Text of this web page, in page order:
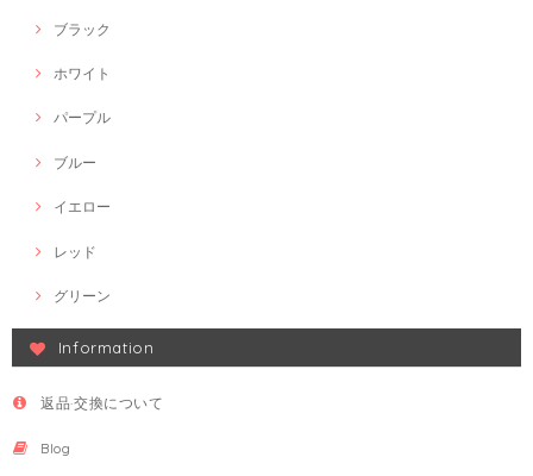
ブラック
ホワイト
パープル
ブルー
イエロー
レッド
グリーン
Information
返品·交換について
Blog